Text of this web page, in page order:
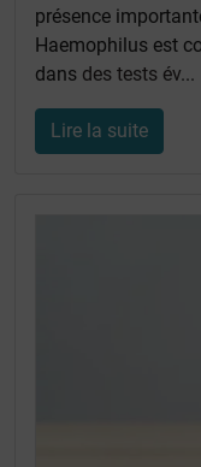
présence
Haemophilus est
dans des tests év...
Lire la suite